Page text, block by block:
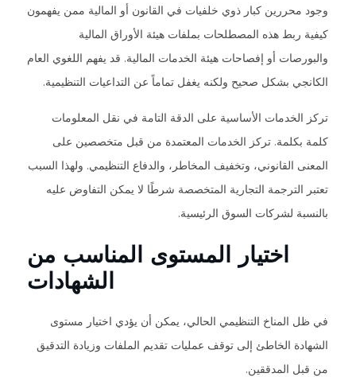
وجود محررين كبار ذوي خلفيات في القانون أو المالية ممن يفهمون
كيفية ربط هذه المصطلحات بملفات هيئة الأوراق المالية
والبورصات أو إفصاحات هيئة الخدمات المالية. قد يفهم اللغوي العام
الكانجي بشكل صحيح ولكنه يغفل تماماً عن التداعيات التنظيمية.
تركز الخدمات الأساسية على الدقة التامة في نقل المعلومات
كلمة بكلمة. تركز الخدمات المعتمدة من قبل متخصصين على
المعنى القانوني، وتخفيف المخاطر، والدفاع التنظيمي. ولهذا السبب
تعتبر الترجمة التجارية المتخصصة شرطًا لا يمكن التفاوض عليه
بالنسبة لشركات السوق الرئيسية.
اختيار المستوى المناسب من
الشهادات
في ظل المناخ التنظيمي الحالي، يمكن أن يؤدي اختيار مستوى
الشهادة الخاطئ إلى توقف عمليات تقديم الملفات وزيادة التدقيق
من قبل المدققين.